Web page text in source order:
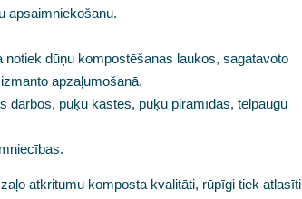
apsaimniekošanu.
dūņu kompostēšanas laukos, sagatavoto
apzaļumošanā.
darbos, puķu kastēs, puķu piramīdās, telpaugu
atkritumu komposta kvalitāti, rūpīgi tiek atlasīti